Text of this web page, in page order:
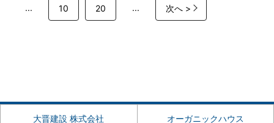
... 10 20 ... 次へ >
大晋建設 株式会社 オーガニックハウス